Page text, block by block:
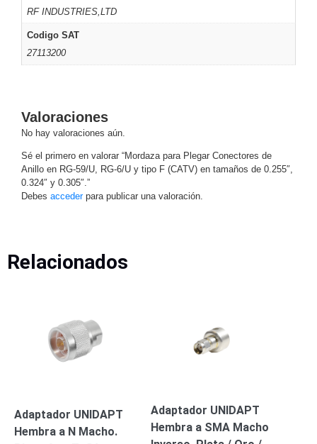
y
Decodificadores
de
Video
HemisféricasLente
Network
Video
RecordersOcultas
CajaPTZTérmicas
y DVRs
HD
TurboHD
SalinosAntiexplosión BalaDomo
/ Eyeball /
RF INDUSTRIES,LTD
Codigo SAT
27113200
Valoraciones
No hay valoraciones aún.
Sé el primero en valorar “Mordaza para Plegar Conectores de
Anillo en RG-59/U, RG-6/U y tipo F (CATV) en tamaños de 0.255″,
0.324″ y 0.305″.”
Debes accederpara publicar una valoración.
Relacionados
Adaptador UNIDAPT
Hembra a N Macho.
Adaptador UNIDAPT
Hembra a SMA Macho